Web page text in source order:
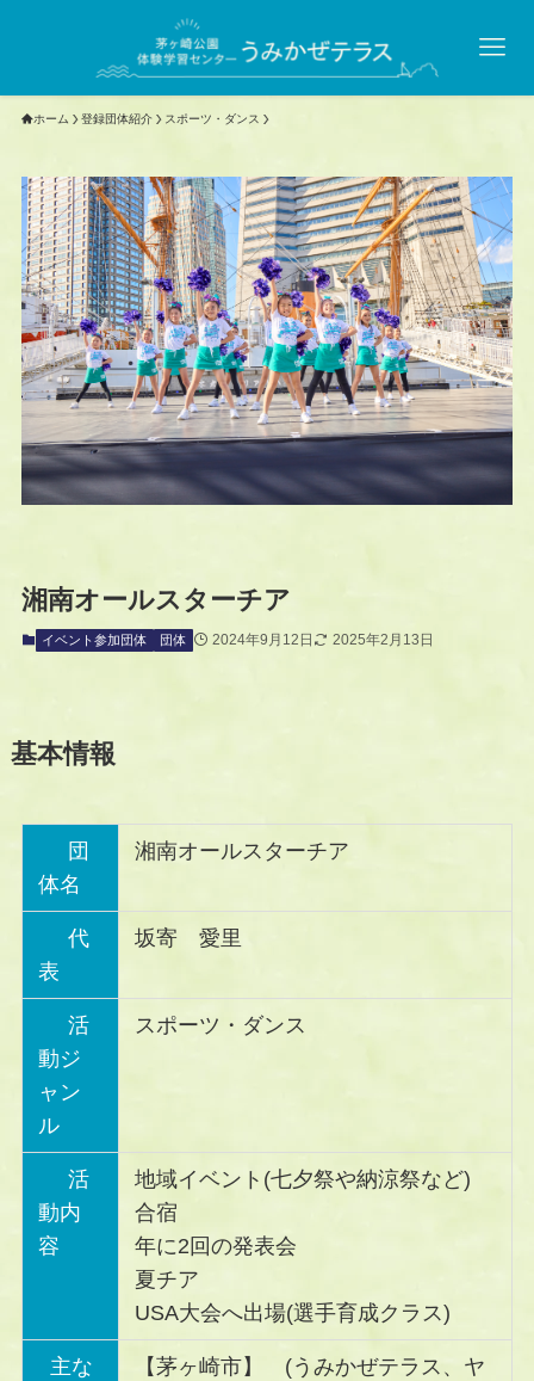
ホーム 登録団体紹介 スポーツ・ダンス
湘南オールスターチア
イベント参加団体 団体 2024年9月12日 2025年2月13日
基本情報
団
体名
湘南オールスターチア
代
表
坂寄 愛里
活
動ジ
ャン
ル
スポーツ・ダンス
活
動内
容
地域イベント(七夕祭や納涼祭など)
合宿
年に2回の発表会
夏チア
USA大会へ出場(選手育成クラス)
主な
【茅ヶ崎市】 (うみかぜテラス、ヤ